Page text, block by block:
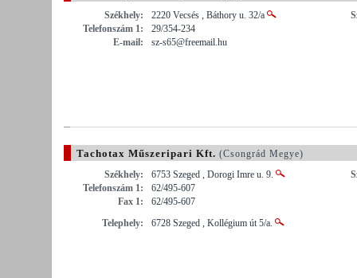
Székhely:
2220 Vecsés , Báthory u. 32/a
Telefonszám 1:
29/354-234
E-mail:
sz-s65@freemail.hu
Tachotax Műszeripari Kft. (Csongrád Megye)
Székhely:
6753 Szeged , Dorogi Imre u. 9.
Telefonszám 1:
62/495-607
Fax 1:
62/495-607
Telephely:
6728 Szeged , Kollégium út 5/a.